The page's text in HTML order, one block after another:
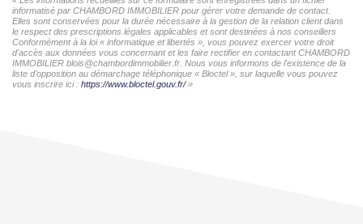
informatisé par CHAMBORD IMMOBILIER pour gérer votre demande de contact.
Elles sont conservées pour la durée nécessaire à la gestion de la relation client dans
le respect des prescriptions légales applicables et sont destinées à nos conseillers
Conformément à la loi « informatique et libertés », vous pouvez exercer votre droit
d'accès aux données vous concernant et les faire rectifier en contactant CHAMBORD
IMMOBILIER blois@chambordimmobilier.fr. Nous vous informons de l'existence de la
liste d'opposition au démarchage téléphonique « Bloctel », sur laquelle vous pouvez
vous inscrire ici : https://www.bloctel.gouv.fr/»